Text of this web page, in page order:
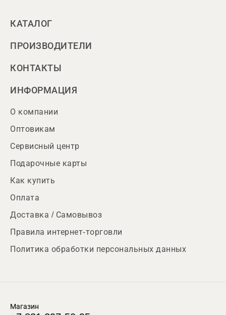
КАТАЛОГ
ПРОИЗВОДИТЕЛИ
КОНТАКТЫ
ИНФОРМАЦИЯ
О компании
Оптовикам
Сервисный центр
Подарочные карты
Как купить
Оплата
Доставка / Самовывоз
Правила интернет-торговли
Политика обработки персональных данных
Магазин